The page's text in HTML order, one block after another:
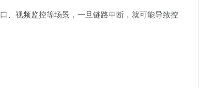
、视频监控等场景，一旦链路中断，就可能导致控